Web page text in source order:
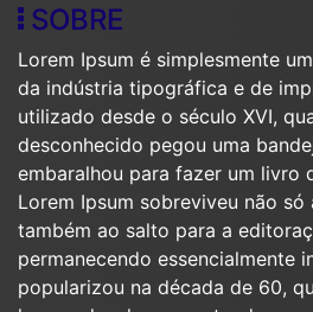
SOBRE
Lorem Ipsum é simplesmente
da indústria tipográfica e de
utilizado desde o século XVI,
desconhecido pegou uma
embaralhou para fazer um livro
Lorem Ipsum sobreviveu não
também ao salto para a
permanecendo essencialmente
popularizou na década de 60,